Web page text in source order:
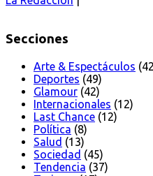
Secciones
Arte & Espectáculos
Deportes (49)
Glamour (42)
Internacionales (12)
Last Chance (12)
Política (8)
Salud (13)
Sociedad (45)
Tendencia (37)